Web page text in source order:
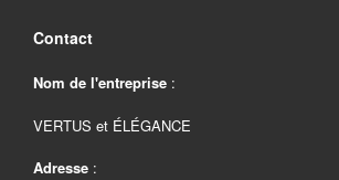
Contact
Nom de l'entreprise :
VERTUS et ÉLÉGANCE
Adresse :